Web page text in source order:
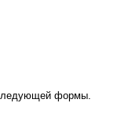
формы.